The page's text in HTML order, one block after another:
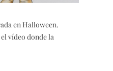
en Halloween.
vídeo donde la